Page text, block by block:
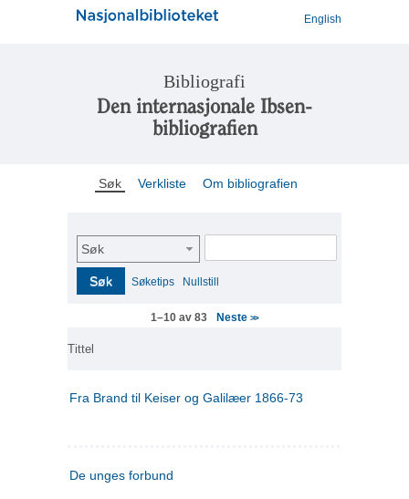
English
Bibliografi
Den internasjonale Ibsen-
bibliografien
Søk Verkliste Om bibliografien
Søk
Søk Søketips Nullstill
1–10 av 83 Neste>>
Tittel
Fra Brand til Keiser og Galilæer 1866-73
De unges forbund